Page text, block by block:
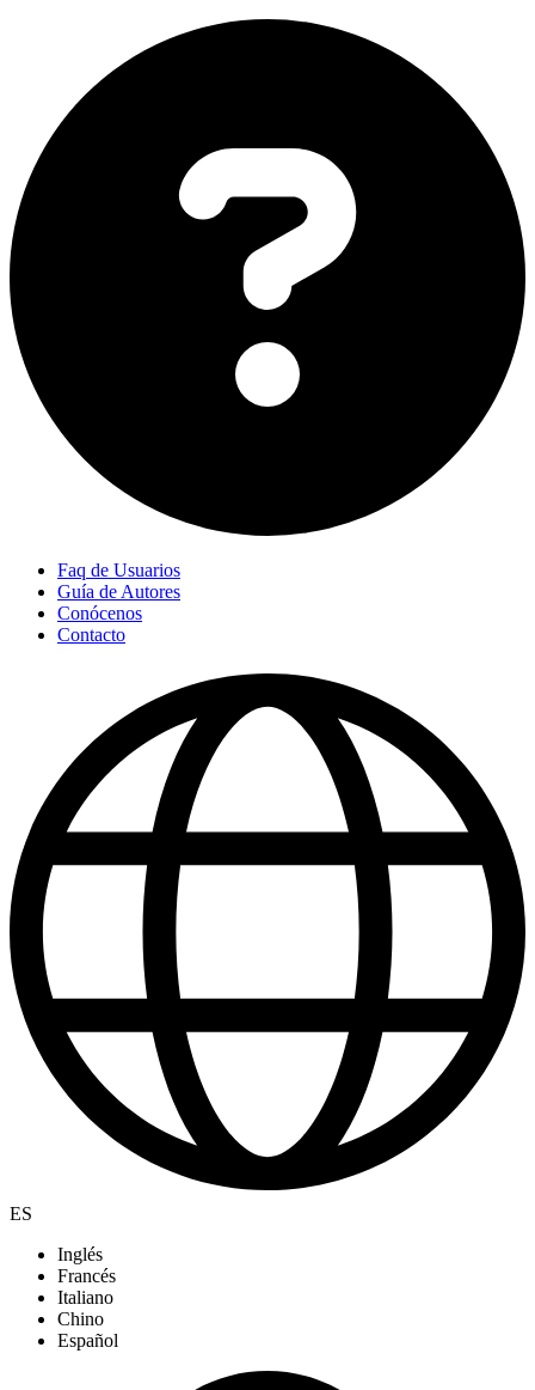
Faq de Usuarios
Guía de Autores
Conócenos
Contacto
ES
Inglés
Francés
Italiano
Chino
Español